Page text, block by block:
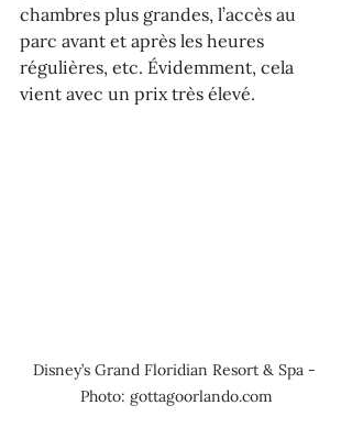
chambres plus grandes, l’accès au
parc avant et après les heures
régulières, etc. Évidemment, cela
vient avec un prix très élevé.
Disney’s Grand Floridian Resort & Spa -
Photo: gottagoorlando.com